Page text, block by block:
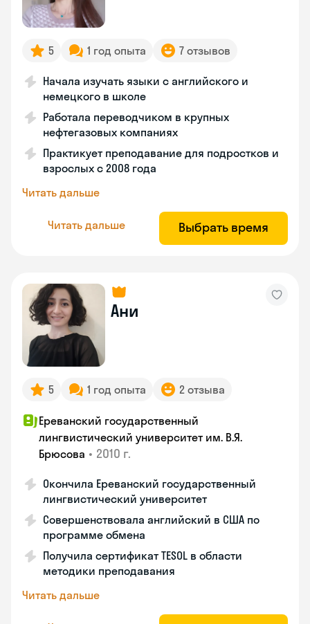
5 1 год опыта 7 отзывов
Начала изучать языки с английского и
немецкого в школе
Работала переводчиком в крупных
нефтегазовых компаниях
Практикует преподавание для подростков и
взрослых с 2008 года
Читать дальше
Читать дальше Выбрать время
Ани
5 1 год опыта 2 отзыва
Ереванский государственный
лингвистический университет им. В.Я.
Брюсова • 2010 г.
Окончила Ереванский государственный
лингвистический университет
Совершенствовала английский в США по
программе обмена
Получила сертификат TESOL в области
методики преподавания
Читать дальше